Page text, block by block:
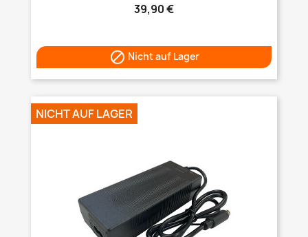
39,90 €
 Nicht auf Lager
NICHT AUF LAGER